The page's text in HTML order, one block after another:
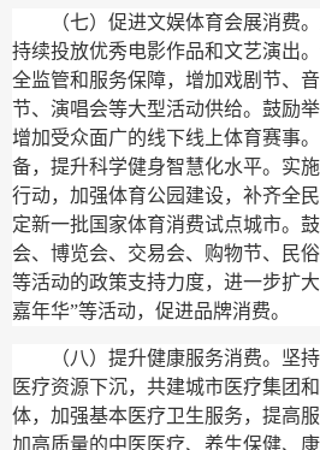
（七）促进文娱体育会展消费。
持续投放优秀电影作品和文艺演出
全监管和服务保障，增加戏剧节、
节、演唱会等大型活动供给。鼓励
增加受众面广的线下线上体育赛事
备，提升科学健身智慧化水平。实
行动，加强体育公园建设，补齐全
定新一批国家体育消费试点城市。
会、博览会、交易会、购物节、民
等活动的政策支持力度，进一步扩
嘉年华”等活动，促进品牌消费。
（八）提升健康服务消费。 坚
医疗资源下沉，共建城市医疗集团
体，加强基本医疗卫生服务，提高
加高质量的中医医疗、养生保健、